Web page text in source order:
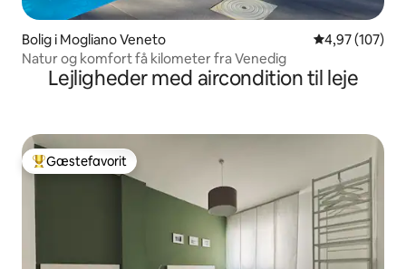
Bolig i Mogliano Veneto 4,97 ud af 5 i
4,97 (107)
Natur og komfort få kilometer fra Venedig
Lejligheder med aircondition til leje
Bedste gæstefavorit
Gæstefavorit